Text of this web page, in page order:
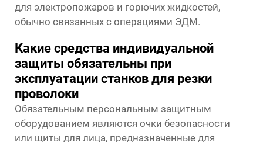
для электропожаров и горючих жидкостей,
обычно связанных с операциями ЭДМ.
Какие средства индивидуальной
защиты обязательны при
эксплуатации станков для резки
проволоки
Обязательным персональным защитным
оборудованием являются очки безопасности
или щиты для лица, предназначенные для